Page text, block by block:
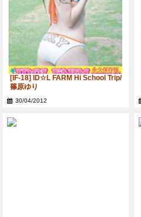
[IF-18] ID☆L FARM Hi School Trip/
篠原ゆり
30/04/2012